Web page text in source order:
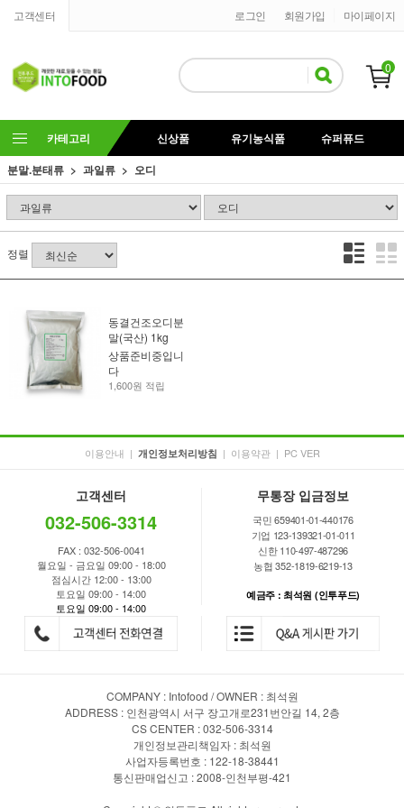
고객센터 마이페이지
회원가입
로그인
0
카테고리 신상품 유기농식품
슈퍼퓨드
분말.분태류
과일류 오디
정렬
동결건조오디분
말(국산) 1kg
상품준비중입니
다
1,600원 적립
이용안내 | 개인정보처리방침 | 이용약관 | PC VER
고객센터
032-506-3314
FAX : 032-506-0041
월요일 - 금요일 09:00 - 18:00
점심시간 12:00 - 13:00
토요일 09:00 - 14:00
토요일 09:00 - 14:00
무통장 입금정보
국민 659401-01-440176
기업 123-139321-01-011
신한 110-497-487296
농협 352-1819-6219-13
예금주 : 최석원 (인투푸드)
COMPANY : Intofood / OWNER : 최석원
ADDRESS : 인천광역시 서구 장고개로231번안길 14, 2층
CS CENTER : 032-506-3314
개인정보관리책임자 : 최석원
사업자등록번호 : 122-18-38441
통신판매업신고 : 2008-인천부평-421